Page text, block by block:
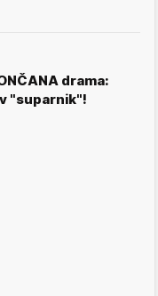
drama:
"suparnik"!